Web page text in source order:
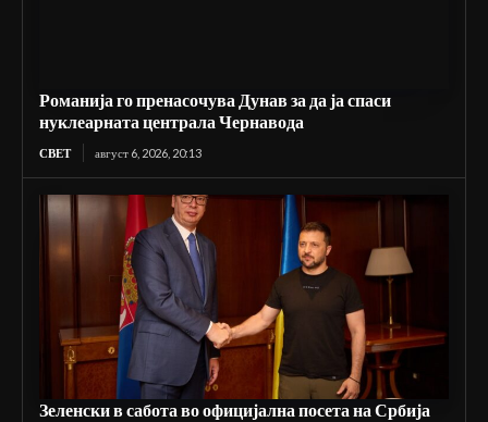
Романија го пренасочува Дунав за да ја спаси
нуклеарната централа Чернавода
СВЕТ август 6, 2026, 20:13
Зеленски в сабота во официјална посета на Србија